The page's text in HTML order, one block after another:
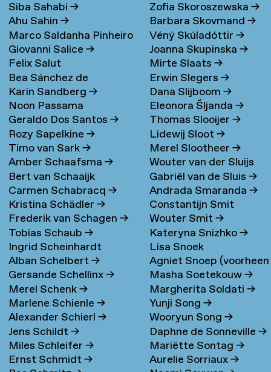
Siba Sahabi→
Ahu Sahin→
Marco Saldanha Pinheiro
→
Giovanni Salice→
Felix Salut
Bea Sánchez de
Lamadrid Bayón→
Karin Sandberg→
Noon Passama
Sanpatchayapong→
Geraldo Dos Santos→
Rozy Sapelkine→
Timo van Sark→
Amber Schaafsma→
Bert van Schaaijk
Carmen Schabracq→
Kristina Schädler→
Frederik van Schagen→
Tobias Schaub→
Ingrid Scheinhardt
Alban Schelbert→
Gersande Schellinx→
Merel Schenk→
Marlene Schienle→
Alexander Schierl→
Jens Schildt→
Miles Schleifer→
Ernst Schmidt→
Zofia Skoroszewska→
Barbara Skovmand→
Véný Skúladóttir→
Joanna Skupinska→
Mirte Slaats→
Erwin Slegers→
Dana Slijboom→
Eleonora Šljanda→
Thomas Slooijer→
Lidewij Sloot→
Merel Slootheer→
Wouter van der Sluijs
Gabriël van de Sluis→
Andrada Smaranda→
Constantijn Smit
Wouter Smit→
Kateryna Snizhko→
Lisa Snoek
Agniet Snoep (voorheen
Meijerman)→
Masha Soetekouw→
Margherita Soldati→
Yunji Song→
Wooryun Song→
Daphne de Sonneville→
Mariëtte Sontag→
Aurelie Sorriaux→